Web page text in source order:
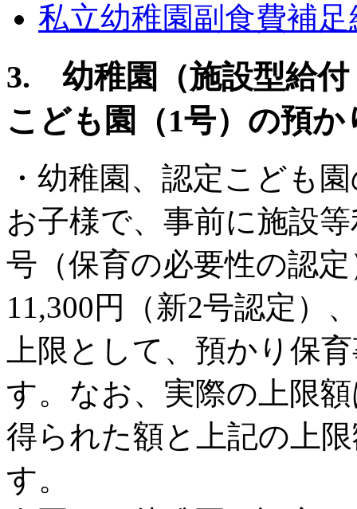
私立幼稚園副食費補
3. 幼稚園（施設型給付
こども園（1号）の預
・幼稚園、認定こども
お子様で、事前に施設
号（保育の必要性の認
11,300円（新2号認定）
上限として、預かり保
す。なお、実際の上限
得られた額と上記の上
す。